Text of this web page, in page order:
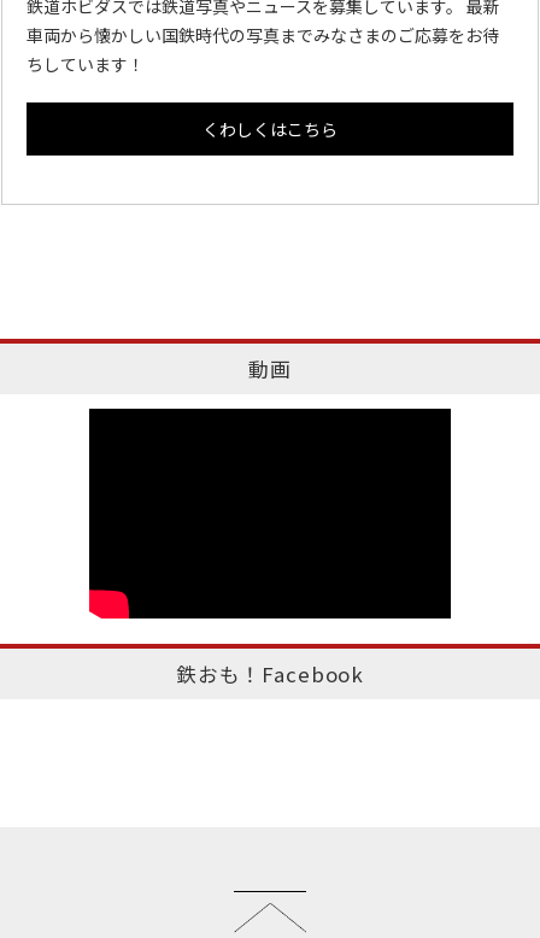
鉄道ホビダスでは鉄道写真やニュースを募集しています。 最新
車両から懐かしい国鉄時代の写真までみなさまのご応募をお待
ちしています！
くわしくはこちら
動画
鉄おも！Facebook